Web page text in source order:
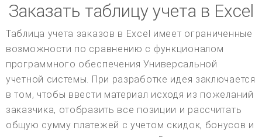
Заказать таблицу учета в Excel
Таблица учета заказов в Excel имеет ограниченные
возможности по сравнению с функционалом
программного обеспечения Универсальной
учетной системы. При разработке идея заключается
в том, чтобы ввести материал исходя из пожеланий
заказчика, отобразить все позиции и рассчитать
общую сумму платежей с учетом скидок, бонусов и